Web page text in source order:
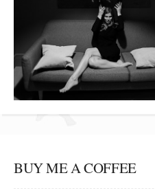
BUY ME A COFFEE